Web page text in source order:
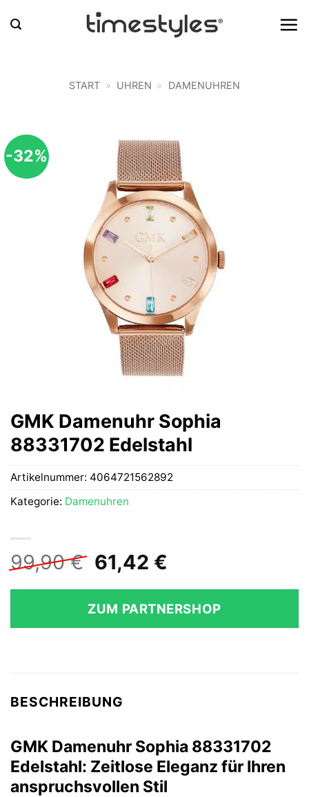
Inhalt
START » UHREN » DAMENUHREN
-32%
GMK Damenuhr Sophia
88331702 Edelstahl
99,90€ Ursprünglicher
Preis
war:
99,90 €
61,42 €
ist:
61,42 €.
ZUM PARTNERSHOP
Artikelnummer: 4064721562892
Kategorie: Damenuhren
BESCHREIBUNG
GMK Damenuhr Sophia 88331702
Edelstahl: Zeitlose Eleganz für Ihren
anspruchsvollen Stil